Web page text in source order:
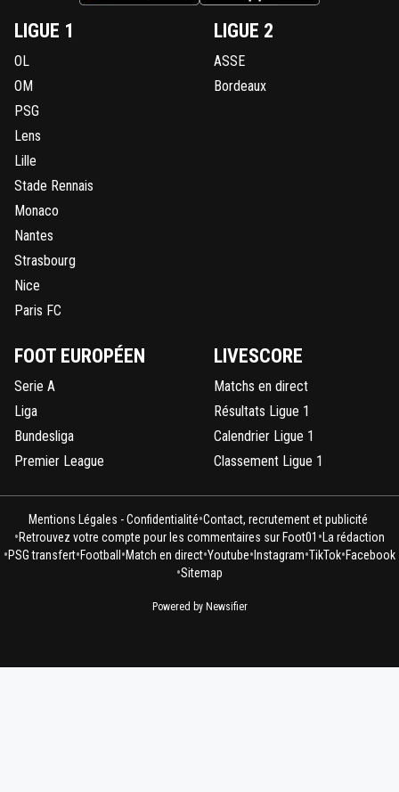
LIGUE 1
OL
OM
PSG
Lens
Lille
Stade Rennais
Monaco
Nantes
Strasbourg
Nice
Paris FC
LIGUE 2
ASSE
Bordeaux
FOOT EUROPÉEN
Serie A
Liga
Bundesliga
Premier League
LIVESCORE
Matchs en direct
Résultats Ligue 1
Calendrier Ligue 1
Classement Ligue 1
Mentions Légales - Confidentialité•Contact, recrutement et publicité
•Retrouvez votre compte pour les commentaires sur Foot01 • La rédaction
•PSG transfert•Football •Match en direct•Youtube• Instagram•TikTok•Facebook
•Sitemap
Powered by Newsifier